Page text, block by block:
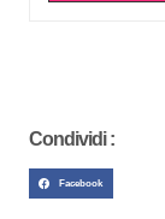
Condividi :
Facebook